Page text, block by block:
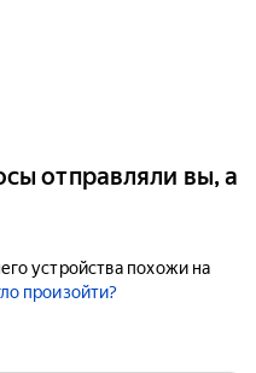
отправляли вы, а
устройства похожи на
произойти?